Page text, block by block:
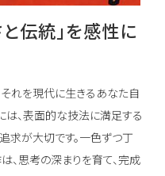
伝統」を感性に
れを現代に生きるあなた自
は、表面的な技法に満足する
追求が大切です。一色ずつ丁
、思考の深まりを育て、完成